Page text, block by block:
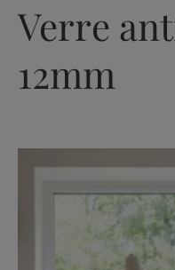
Verre
12mm